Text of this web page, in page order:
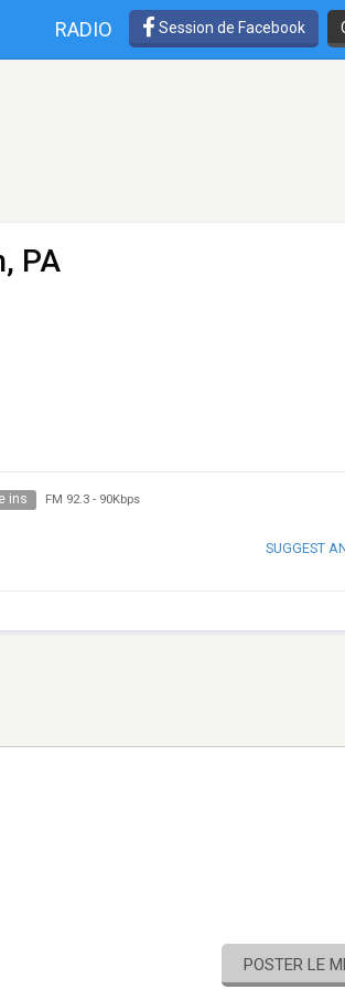
RADIO Session de Facebook
PA
ins FM 92.3- 90Kbps
SUGGEST
POSTER LE